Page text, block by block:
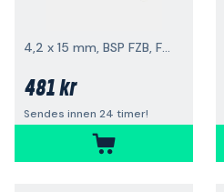
4,2 x 15 mm, BSP FZB, F-reile, 2 mm
481 kr
Sendes innen 24 timer!